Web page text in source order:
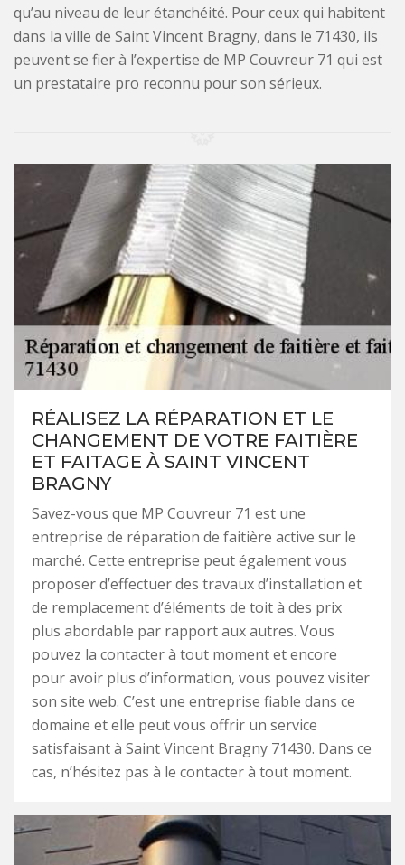
qu’au niveau de leur étanchéité. Pour ceux qui habitent
dans la ville de Saint Vincent Bragny, dans le 71430, ils
peuvent se fier à l’expertise de MP Couvreur 71 qui est
un prestataire pro reconnu pour son sérieux.
RÉALISEZ LA RÉPARATION ET LE
CHANGEMENT DE VOTRE FAITIÈRE
ET FAITAGE À SAINT VINCENT
BRAGNY
Savez-vous que MP Couvreur 71 est une
entreprise de réparation de faitière active sur le
marché. Cette entreprise peut également vous
proposer d’effectuer des travaux d’installation et
de remplacement d’éléments de toit à des prix
plus abordable par rapport aux autres. Vous
pouvez la contacter à tout moment et encore
pour avoir plus d’information, vous pouvez visiter
son site web. C’est une entreprise fiable dans ce
domaine et elle peut vous offrir un service
satisfaisant à Saint Vincent Bragny 71430. Dans ce
cas, n’hésitez pas à le contacter à tout moment.